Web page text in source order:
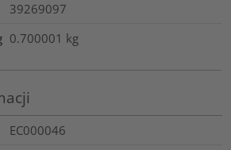
39269097
0.700001 kg
EC000046